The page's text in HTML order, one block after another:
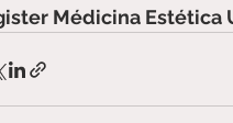
Médicina Estética